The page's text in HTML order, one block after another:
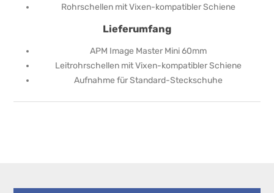
Rohrschellen mit Vixen-kompatibler Schiene
Lieferumfang
APM Image Master Mini 60mm
Leitrohrschellen mit Vixen-kompatibler Schiene
Aufnahme für Standard-Steckschuhe